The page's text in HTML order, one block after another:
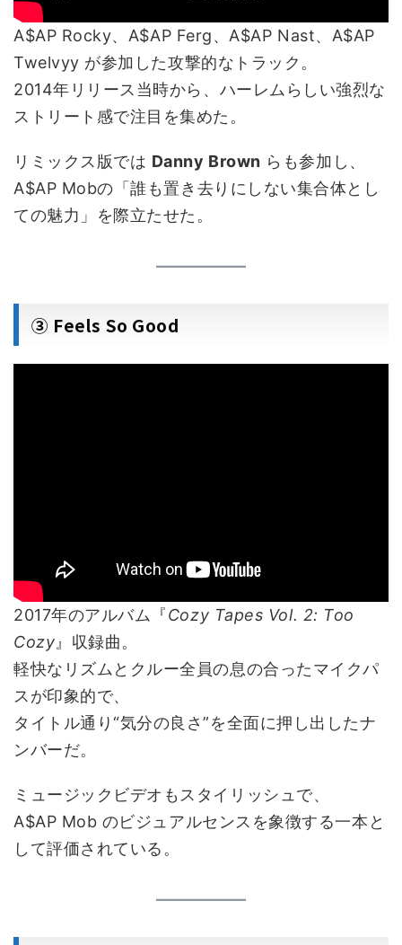
A$AP Rocky、A$AP Ferg、A$AP Nast、A$AP
Twelvyy が参加した攻撃的なトラック。
2014年リリース当時から、ハーレムらしい強烈な
ストリート感で注目を集めた。
リミックス版では Danny Brown らも参加し、
A$AP Mobの「誰も置き去りにしない集合体とし
ての魅力」を際立たせた。
③ Feels So Good
2017年のアルバム『Cozy Tapes Vol. 2: Too
Cozy』収録曲。
軽快なリズムとクルー全員の息の合ったマイクパ
スが印象的で、
タイトル通り“気分の良さ”を全面に押し出したナ
ンバーだ。
ミュージックビデオもスタイリッシュで、
A$AP Mob のビジュアルセンスを象徴する一本と
して評価されている。